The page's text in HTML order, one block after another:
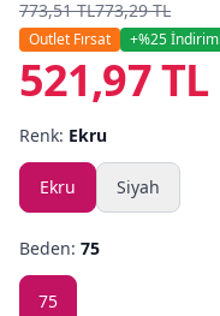
Markalar
Yazlık Pijama
Yeni Gelenler
773,51 TL773,29 TL
Outlet Fırsat +%25İndirim
521,97 TL
Renk: Ekru
Ekru Siyah
Beden: 75
75